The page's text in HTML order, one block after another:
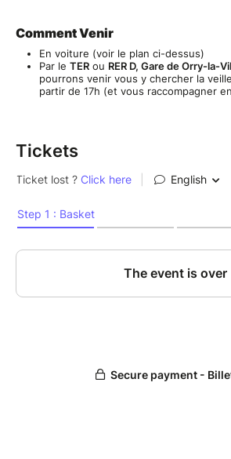
Comment Venir
En voiture (voir le plan ci-dessus)
Par le TER ou RER D, Gare de Orry-la-
pourrons venir vous y chercher la
partir de 17h (et vous raccompagner
Tickets